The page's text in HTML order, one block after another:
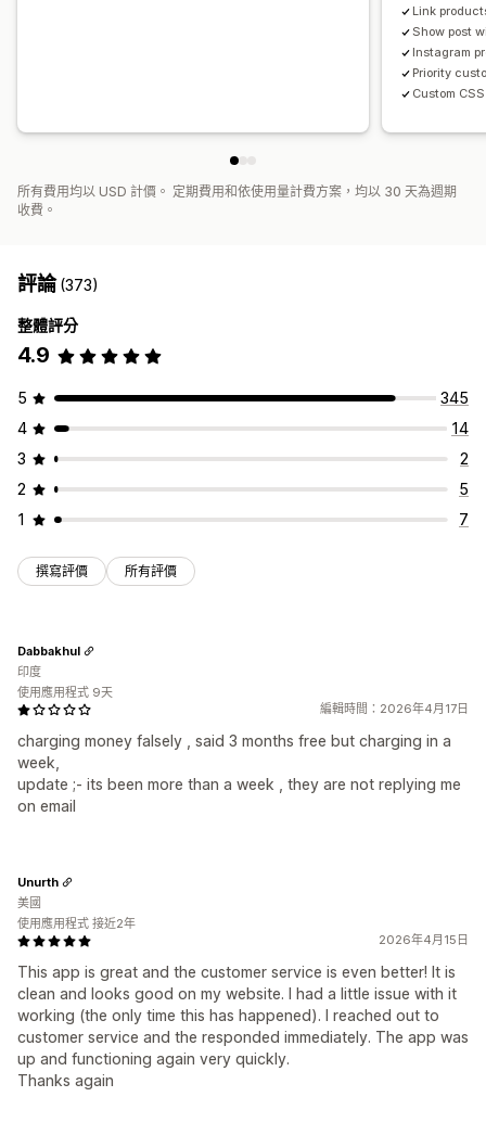
Link
Show post
Instagram
Priority
Custom
所有費用均以 USD 計價。 定期費用和依使用量計費方案，均以 30 天為週期
收費。
評論(373)
整體評分
4.9
5
345
4
14
3
2
2
5
1
7
撰寫評價 所有評價
編輯時間：2026年4月17日
charging money falsely , said 3 months free but charging in a
week,
update ;- its been more than a week , they are not replying me
on email
Dabbakhul
印度
使用應用程式 9天
2026年4月15日
This app is great and the customer service is even better! It is
clean and looks good on my website. I had a little issue with it
working (the only time this has happened). I reached out to
customer service and the responded immediately. The app was
up and functioning again very quickly.
Thanks again
Unurth
美國
使用應用程式 接近2年